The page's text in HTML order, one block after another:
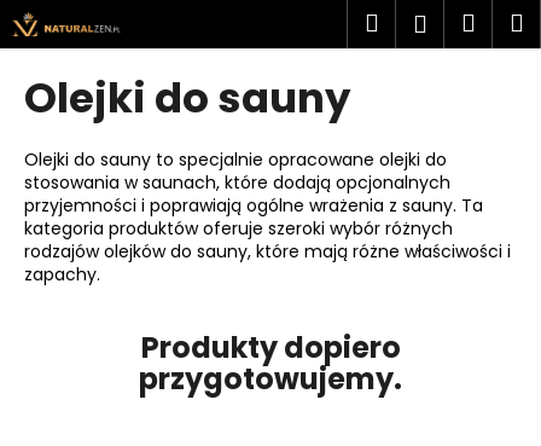
Przejść
do
treści
SzukajZaloguj
Olejki do sauny
Olejki do sauny to specjalnie opracowane olejki do
stosowania w saunach, które dodają opcjonalnych
przyjemności i poprawiają ogólne wrażenia z sauny. Ta
kategoria produktów oferuje szeroki wybór różnych
rodzajów olejków do sauny, które mają różne właściwości i
zapachy.
Produkty dopiero
przygotowujemy.
K
o
powrotem
powrotem
z
e
g
o
s